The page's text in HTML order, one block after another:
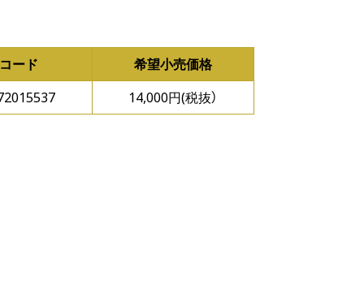
ード
希望小売価格
14,000円(税抜）